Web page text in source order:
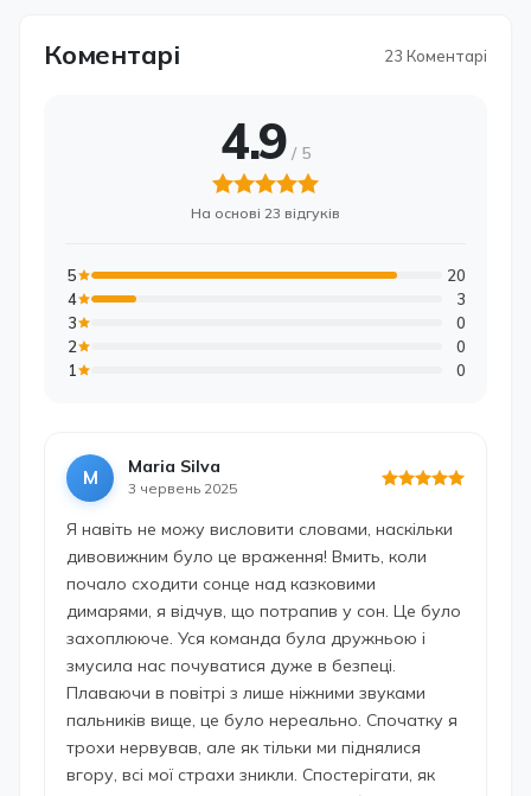
Коментарі 23 Коментарі
4.9
На основі 23 відгуків
5
20
4
3
3
0
2
0
1
0
M Maria Silva
3 червень 2025
Я навіть не можу висловити словами, наскільки
дивовижним було це враження! Вмить, коли
почало сходити сонце над казковими
димарями, я відчув, що потрапив у сон. Це було
захоплююче. Уся команда була дружньою і
змусила нас почуватися дуже в безпеці.
Плаваючи в повітрі з лише ніжними звуками
пальників вище, це було нереально. Спочатку я
трохи нервував, але як тільки ми піднялися
вгору, всі мої страхи зникли. Спостерігати, як